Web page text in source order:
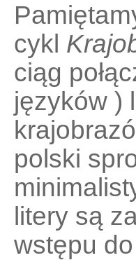
cykl
ciąg
języków )
polski
litery są
wstępu